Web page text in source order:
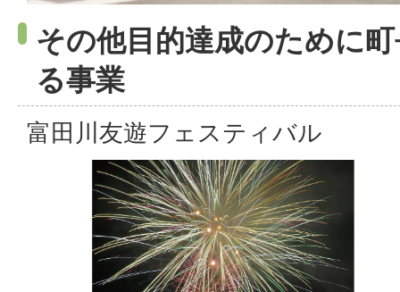
その他目的達成のために
る事業
富田川友遊フェスティバル